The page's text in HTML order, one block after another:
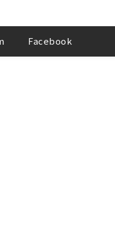
Facebook